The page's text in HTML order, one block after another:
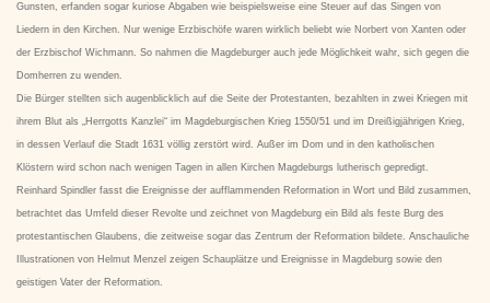
Gunsten, erfanden sogar kuriose Abgaben wie beispielsweise eine Steuer auf das Singen von
Liedern in den Kirchen. Nur wenige Erzbischöfe waren wirklich beliebt wie Norbert von Xanten oder
der Erzbischof Wichmann. So nahmen die Magdeburger auch jede Möglichkeit wahr, sich gegen die
Domherren zu wenden.
Die Bürger stellten sich augenblicklich auf die Seite der Protestanten, bezahlten in zwei Kriegen mit
ihrem Blut als „Herrgotts Kanzlei“ im Magdeburgischen Krieg 1550/51 und im Dreißigjährigen Krieg,
in dessen Verlauf die Stadt 1631 völlig zerstört wird. Außer im Dom und in den katholischen
Klöstern wird schon nach wenigen Tagen in allen Kirchen Magdeburgs lutherisch gepredigt.
Reinhard Spindler fasst die Ereignisse der aufflammenden Reformation in Wort und Bild zusammen,
betrachtet das Umfeld dieser Revolte und zeichnet von Magdeburg ein Bild als feste Burg des
protestantischen Glaubens, die zeitweise sogar das Zentrum der Reformation bildete. Anschauliche
Illustrationen von Helmut Menzel zeigen Schauplätze und Ereignisse in Magdeburg sowie den
geistigen Vater der Reformation.